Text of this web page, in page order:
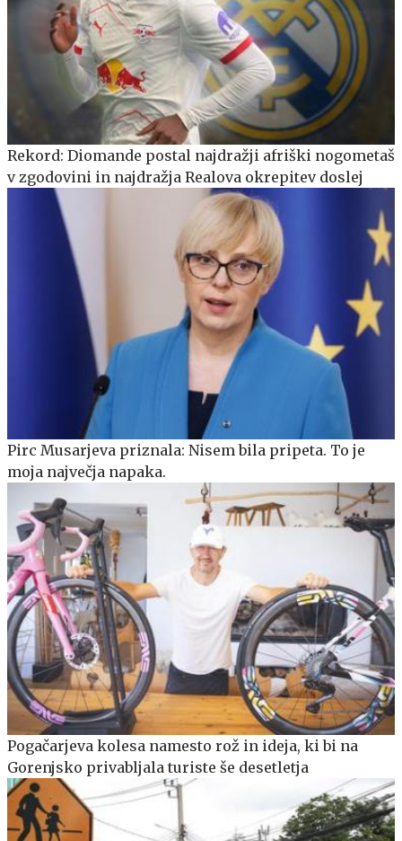
Rekord: Diomande postal najdražji afriški nogometaš
v zgodovini in najdražja Realova okrepitev doslej
Pirc Musarjeva priznala: Nisem bila pripeta. To je
moja največja napaka.
Pogačarjeva kolesa namesto rož in ideja, ki bi na
Gorenjsko privabljala turiste še desetletja